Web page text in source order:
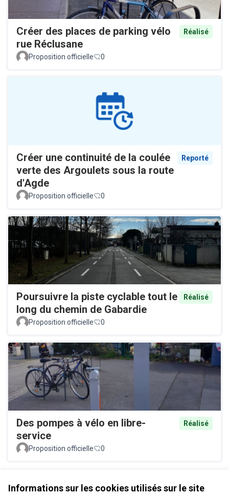
Informations sur les cookies utilisés sur le site
Créer des places de parking vélo
rue Réclusane
Réalisé
Proposition officielle 0
Créer une continuité de la coulée
verte des Argoulets sous la route
d'Agde
Reporté
Proposition officielle 0
Poursuivre la piste cyclable tout le
long du chemin de Gabardie
Réalisé
Proposition officielle 0
Des pompes à vélo en libre-
service
Réalisé
Proposition officielle 0